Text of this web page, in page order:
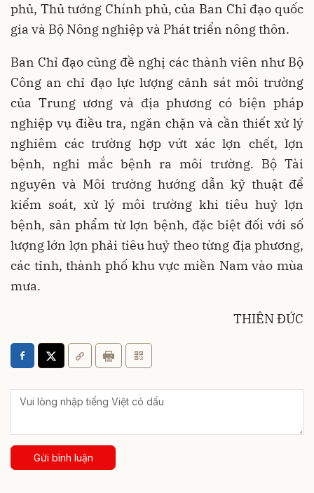
phủ, Thủ tướng Chính phủ, của Ban Chỉ đạo quốc
gia và Bộ Nông nghiệp và Phát triển nông thôn.
Ban Chỉ đạo cũng đề nghị các thành viên như Bộ
Công an chỉ đạo lực lượng cảnh sát môi trường
của Trung ương và địa phương có biện pháp
nghiệp vụ điều tra, ngăn chặn và cần thiết xử lý
nghiêm các trường hợp vứt xác lợn chết, lợn
bệnh, nghi mắc bệnh ra môi trường. Bộ Tài
nguyên và Môi trường hướng dẫn kỹ thuật để
kiểm soát, xử lý môi trường khi tiêu huỷ lợn
bệnh, sản phẩm từ lợn bệnh, đặc biệt đối với số
lượng lớn lợn phải tiêu huỷ theo từng địa phương,
các tỉnh, thành phố khu vực miền Nam vào mùa
mưa.
THIÊN ĐỨC
Gửi bình luận